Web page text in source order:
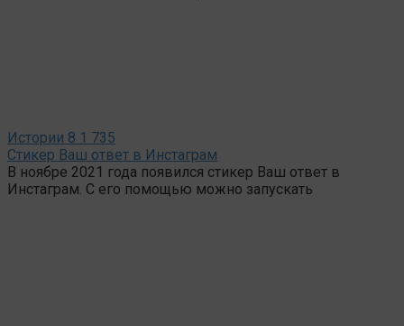
Истории 8 1 735
Стикер Ваш ответ в Инстаграм
В ноябре 2021 года появился стикер Ваш ответ в
Инстаграм. С его помощью можно запускать